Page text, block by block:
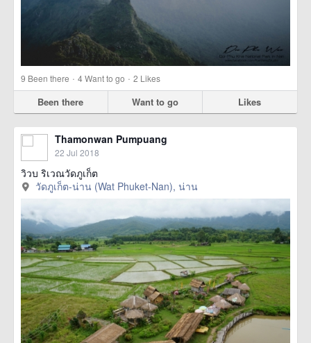
9 Been there · 4Want to go · 2 Likes
Been there Want to go Likes
Thamonwan Pumpuang
22 Jul 2018
วิวบ ริเวณวัดภูเก็ต
วัดภูเก็ต-น่าน (Wat Phuket-Nan), น่าน